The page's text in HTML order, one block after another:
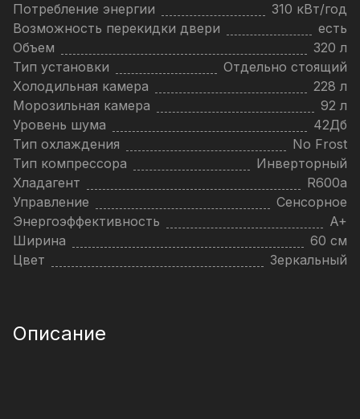
Потребление энергии
310 кВт/год
Возможность перекидки двери
есть
Объем
320 л
Тип установки
Отдельно стоящий
Холодильная камера
228 л
Морозильная камера
92 л
Уровень шума
42Дб
Тип охлаждения
No Frost
Тип компрессора
Инверторный
Хладагент
R600a
Управление
Сенсорное
Энергоэффективность
A+
Ширина
60 см
Цвет
Зеркальный
Описание